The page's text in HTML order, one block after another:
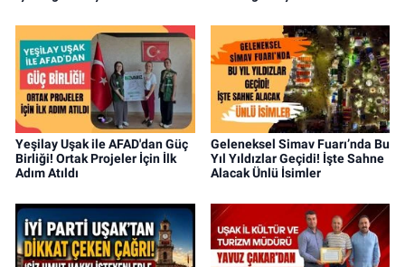
Yeşilay Uşak ile AFAD'dan Güç
Birliği! Ortak Projeler İçin İlk
Adım Atıldı
Geleneksel Simav Fuarı’nda Bu
Yıl Yıldızlar Geçidi! İşte Sahne
Alacak Ünlü İsimler